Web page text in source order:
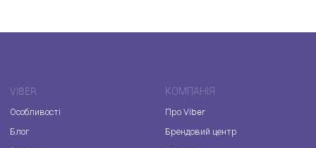
VIBER
Особливості
Блог
КОМПАНІЯ
Про Viber
Брендовий центр